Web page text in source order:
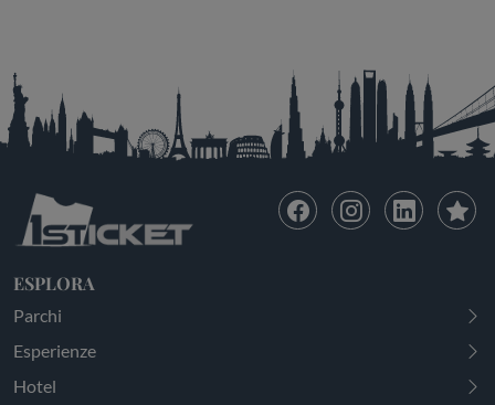
ESPLORA
Parchi
Esperienze
Hotel